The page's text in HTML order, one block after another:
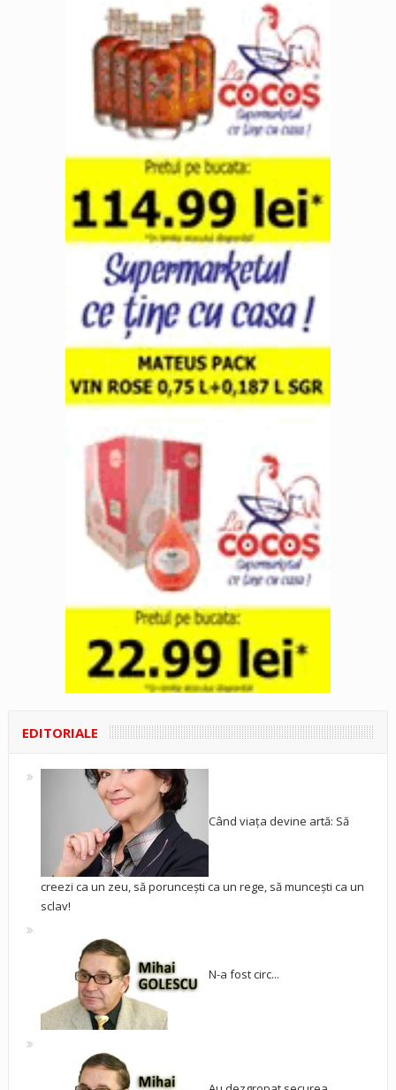
EDITORIALE
Când viața devine artă: Să
creezi ca un zeu, să poruncești ca un rege, să muncești ca un
sclav!
N-a fost circ...